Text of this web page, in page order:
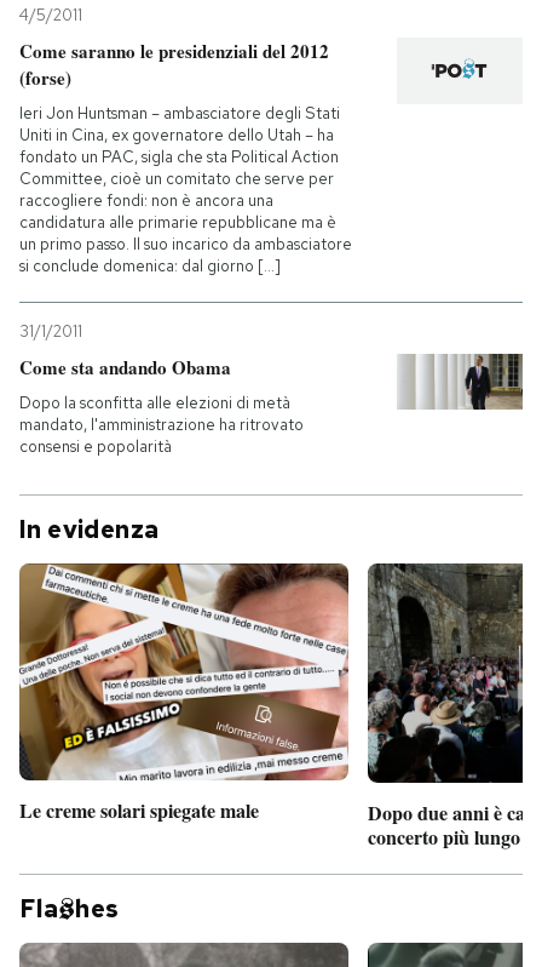
4/5/2011
Come saranno le presidenziali del 2012
(forse)
Ieri Jon Huntsman – ambasciatore degli Stati
Uniti in Cina, ex governatore dello Utah – ha
fondato un PAC, sigla che sta Political Action
Committee, cioè un comitato che serve per
raccogliere fondi: non è ancora una
candidatura alle primarie repubblicane ma è
un primo passo. Il suo incarico da ambasciatore
si conclude domenica: dal giorno [...]
31/1/2011
Come sta andando Obama
Dopo la sconfitta alle elezioni di metà
mandato, l'amministrazione ha ritrovato
consensi e popolarità
In evidenza
Le creme solari spiegate male
Dopo due anni è
concerto più lungo
Fla hes